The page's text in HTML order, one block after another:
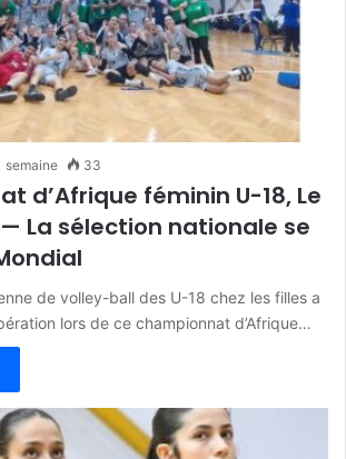
semaine 33
d’Afrique féminin U-18, Le
La sélection nationale se
de volley-ball des U-18 chez les filles a
lors de ce championnat d’Afrique…